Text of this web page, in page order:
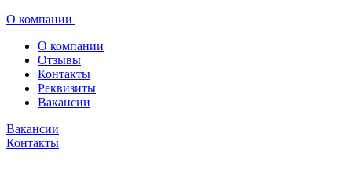
О компании
О компании
Отзывы
Контакты
Реквизиты
Вакансии
Вакансии
Контакты